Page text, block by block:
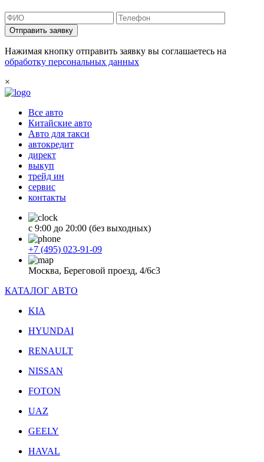
Отправить заявку
Нажимая кнопку отправить заявку вы соглашаетесь на
обработку персональных данных
×
Все авто
Китайские авто
Авто для такси
автокредит
директ
выкуп
трейд ин
сервис
контакты
с 9:00 до 20:00 (без выходных)
+7 (495) 023-91-09
Москва, Береговой проезд, 4/6с3
КАТАЛОГ АВТО
KIA
HYUNDAI
RENAULT
NISSAN
FOTON
UAZ
GEELY
HAVAL